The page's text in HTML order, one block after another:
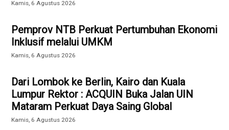
Kamis, 6 Agustus 2026
Pemprov NTB Perkuat Pertumbuhan Ekonomi
Inklusif melalui UMKM
Kamis, 6 Agustus 2026
Dari Lombok ke Berlin, Kairo dan Kuala
Lumpur Rektor : ACQUIN Buka Jalan UIN
Mataram Perkuat Daya Saing Global
Kamis, 6 Agustus 2026